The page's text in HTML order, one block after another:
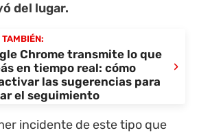
del lugar.
TAMBIÉN:
Chrome transmite lo que
en tiempo real: cómo
las sugerencias para
el seguimiento
›
incidente de este tipo que